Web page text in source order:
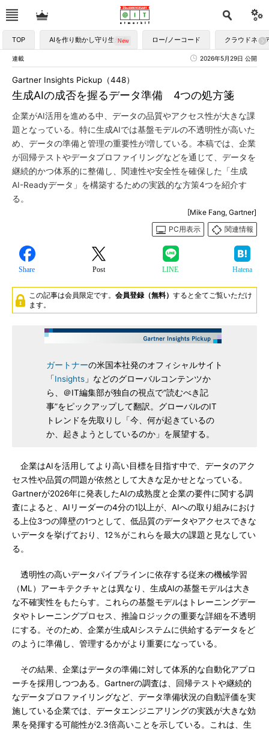
TOP AIを作り動かし守り生かす ロー/ノーコード クラウドネイ
連載 2026年5月29日 公開
生成AIの成否を握るデータ準備 4つの処方箋
Gartner Insights Pickup（448）
企業がAI活用を進める中、データの品質やアクセス性が大きな課
題となっている。特に生成AIでは基盤モデルの不透明性が高いた
め、データの準備と管理の重要性が増している。本稿では、企業
が回帰テストやデータプロファイリングなどを通じて、データを
継続的かつ体系的に整備し、関連性や安全性を確保した「生成
AI-Readyデータ」を構築するための実践的な方策4つを紹介す
る。
[Mike Fang, Gartner]
PC用表示
関連情報
Share Post LINE Hatena
この記事は会員限定です。 会員登録（無料） すると全てご覧いただけ
ます。
ガートナーの米国本社発のオフィシャルサイト
「Insights」などのグローバルコンテンツか
ら、＠IT編集部が独自の視点で“読むべき記
事”をピックアップして翻訳。グローバルのIT
トレンドを先取りし「今、何が起きているの
か、起きようとしているのか」を展望する。
企業はAIを活用してより高い目標を目指す中で、データのアク
セス性や品質の問題が依然として大きな足かせとなっている。
Gartnerが2026年に発表したAIの成熟度と企業の要件に関する調
査によると、AIリーダーの4分の1以上が、AIへの取り組みにおけ
る上位3つの障壁の1つとして、低品質のデータやアクセスできな
いデータを挙げており、12％がこれらを最大の課題と見なしてい
る。
透明性の高いデータパイプラインに依存する従来の機械学習
（ML）アーキテクチャとは異なり、生成AIの基盤モデルは大き
な不確実性をもたらす。これらの基盤モデルはトレーニングデー
タやトレーニングプロセス、推論ロジックの重要な詳細を不透明
にする。そのため、企業が生成AIシステムに供給するデータをど
のように準備し、管理するかがより重要になっている。
その結果、企業はデータの準備に対して体系的な自動化アプロ
ーチを採用しつつある。Gartnerの調査は、回帰テストや継続的
なデータプロファイリングなど、データ準備状況の自動評価を実
施している企業では、データエンジニアリングの実践が大きな効
果を発揮する可能性が2.3倍高いことを示している。これは、生